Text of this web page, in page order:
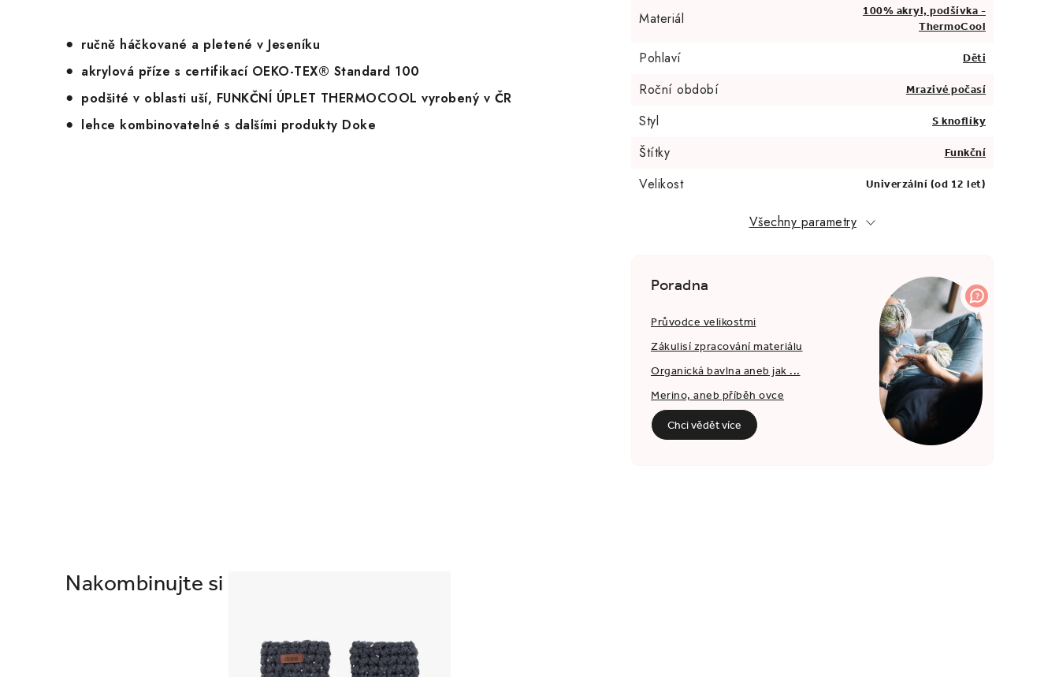
ručně háčkované a pletené v Jeseníku
akrylová příze s certifikací OEKO-TEX® Standard 100
podšité v oblasti uší, FUNKČNÍ ÚPLET THERMOCOOL vyrobený v ČR
lehce kombinovatelné s dalšími produkty Doke
Materiál
100% akryl, podšívka -
ThermoCool
Pohlaví Děti
Roční období Mrazivé počasí
Styl S knoflíky
Štítky Funkční
Velikost Univerzální (od 12 let)
Všechny parametry
Poradna
Průvodce velikostmi
Zákulisí zpracování materiálu
Organická bavlna aneb jak ...
Merino, aneb příběh ovce
Chci vědět více